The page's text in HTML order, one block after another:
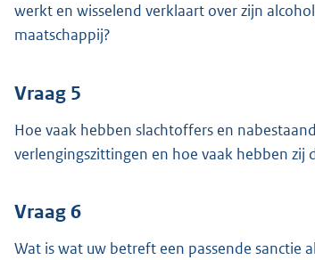
werkt en wisselend verklaart over zijn
maatschappij?
Vraag 5
Hoe vaak hebben slachtoffers en
verlengingszittingen en hoe vaak hebben
Vraag 6
Wat is wat uw betreft een passende